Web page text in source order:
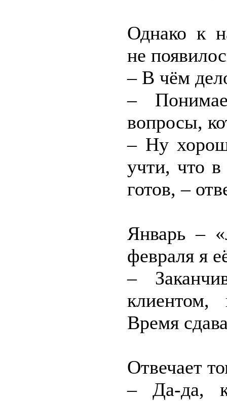
Однако к
не
– В чём
–
вопросы,
– Ну
учти, что
готов, –
Январь –
февраля я
–
клиентом,
Время
Отвечает
– Да-да,